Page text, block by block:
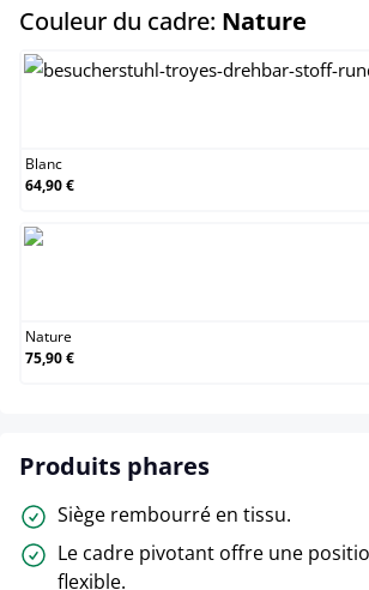
Couleur du cadre: Nature
Blanc
64,90 €
Nature
75,90 €
Produits phares
Siège rembourré en tissu.
Le cadre pivotant offre une
flexible.